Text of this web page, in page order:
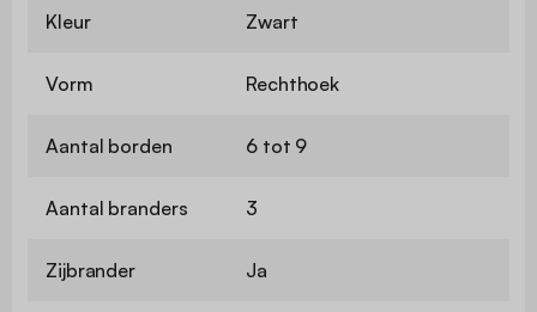
Kleur Zwart
Vorm Rechthoek
Aantal borden 6 tot 9
Aantal branders 3
Zijbrander Ja